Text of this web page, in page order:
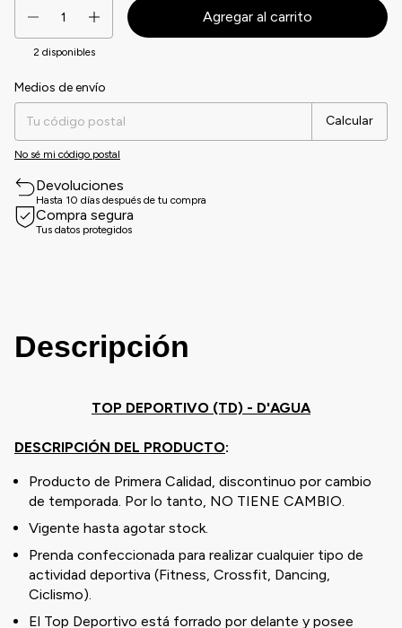
2 disponibles
Entregas para el CP:
Medios de envío
Calcular
No sé mi código postal
Devoluciones
Hasta 10 días después de tu compra
Compra segura
Tus datos protegidos
Descripción
TOP DEPORTIVO (TD) - D'AGUA
DESCRIPCIÓN DEL PRODUCTO:
Producto de Primera Calidad, discontinuo por cambio
de temporada. Por lo tanto, NO TIENE CAMBIO.
Vigente hasta agotar stock.
Prenda confeccionada para realizar cualquier tipo de
actividad deportiva (Fitness, Crossfit, Dancing,
Ciclismo).
El Top Deportivo está forrado por delante y posee